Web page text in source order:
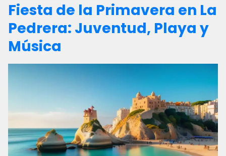
Fiesta de la Primavera en La
Pedrera: Juventud, Playa y
Música